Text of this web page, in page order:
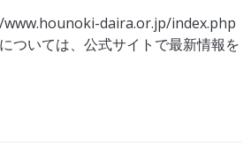
daira.or.jp/index.php
ついては、公式サイトで最新情報を